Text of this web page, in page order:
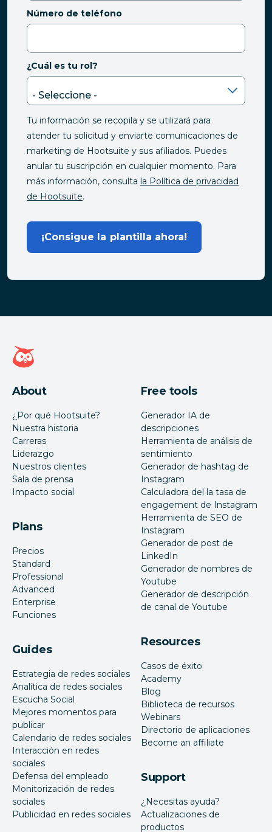
Número de teléfono
¿Cuál es tu rol?
Tu información se recopila y se utilizará para
atender tu solicitud y enviarte comunicaciones de
marketing de Hootsuite y sus afiliados. Puedes
anular tu suscripción en cualquier momento. Para
más información, consulta la Política de privacidad
de Hootsuite.
¡Consigue la plantilla ahora!
Página de inicio de Hootsuite
About
¿Por qué Hootsuite?
Nuestra historia
Carreras
Liderazgo
Nuestros clientes
Sala de prensa
Impacto social
Plans
Precios
Standard
Professional
Advanced
Enterprise
Funciones
Guides
Estrategia de redes sociales
Analítica de redes sociales
Escucha Social
Mejores momentos para
publicar
Calendario de redes sociales
Interacción en redes
sociales
Defensa del empleado
Monitorización de redes
sociales
Publicidad en redes sociales
Free tools
Generador IA de
descripciones
Herramienta de análisis de
sentimiento
Generador de hashtag de
Instagram
Calculadora del la tasa de
engagement de Instagram
Herramienta de SEO de
Instagram
Generador de post de
LinkedIn
Generador de nombres de
Youtube
Generador de descripción
de canal de Youtube
Resources
Casos de éxito
Academy
Blog
Biblioteca de recursos
Webinars
Directorio de aplicaciones
Become an affiliate
Support
¿Necesitas ayuda?
Actualizaciones de
productos